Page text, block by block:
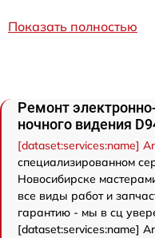
Показать полностью
Ремонт
ночного видения
[dataset:services:name]
специализированном
Новосибирске
все виды работ и
гарантию - мы в сц
[dataset:services:name]